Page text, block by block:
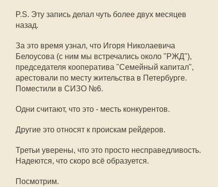
P.S. Эту запись делал чуть более двух месяцев
назад.
За это время узнал, что Игоря Николаевича
Белоусова (с ним мы встречались около "РЖД"),
председателя кооператива "Семейный капитал",
арестовали по месту жительства в Петербурге.
Поместили в СИЗО №6.
Одни считают, что это - месть конкурентов.
Другие это относят к проискам рейдеров.
Третьи уверены, что это просто несправедливость.
Надеются, что скоро всё образуется.
Посмотрим.